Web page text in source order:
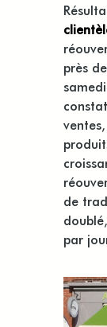
près
de
par